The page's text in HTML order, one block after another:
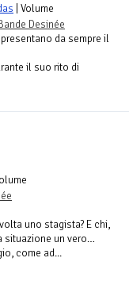
| Volume
Desinée
da sempre il
il suo rito di
uno stagista? E chi,
situazione un vero…
come ad...